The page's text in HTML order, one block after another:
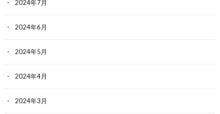
2024年7月
2024年6月
2024年5月
2024年4月
2024年3月